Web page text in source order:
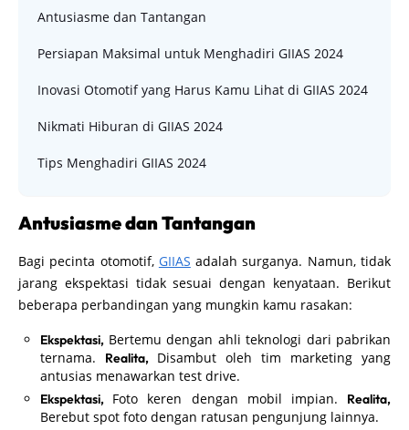
Antusiasme dan Tantangan
Persiapan Maksimal untuk Menghadiri GIIAS 2024
Inovasi Otomotif yang Harus Kamu Lihat di GIIAS 2024
Nikmati Hiburan di GIIAS 2024
Tips Menghadiri GIIAS 2024
Antusiasme dan Tantangan
Bagi pecinta otomotif, GIIAS adalah surganya. Namun, tidak
jarang ekspektasi tidak sesuai dengan kenyataan. Berikut
beberapa perbandingan yang mungkin kamu rasakan:
Ekspektasi, Bertemu dengan ahli teknologi dari pabrikan
ternama. Realita, Disambut oleh tim marketing yang
antusias menawarkan test drive.
Ekspektasi, Foto keren dengan mobil impian. Realita,
Berebut spot foto dengan ratusan pengunjung lainnya.